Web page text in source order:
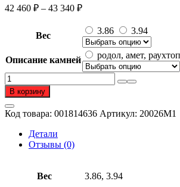
42 460 ₽ – 43 340 ₽Диапазон
42
460 ₽
–
43
340 ₽
Вес 3.86 3.94
Описание камней
родол, амет,
Количество
товара
Серьги
из
золота
пробы
В корзину
Код товара: 001814636 Артикул: 20026М1
Детали
Отзывы (0)
Вес 3.86, 3.94